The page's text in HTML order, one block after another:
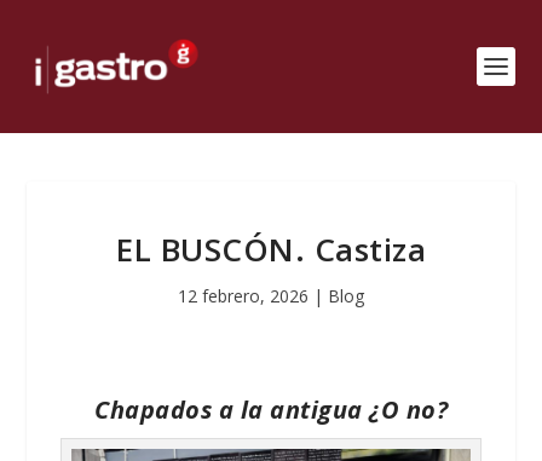
EL BUSCÓN. Castiza
12 febrero, 2026 | Blog
Chapados a la antigua ¿O no?